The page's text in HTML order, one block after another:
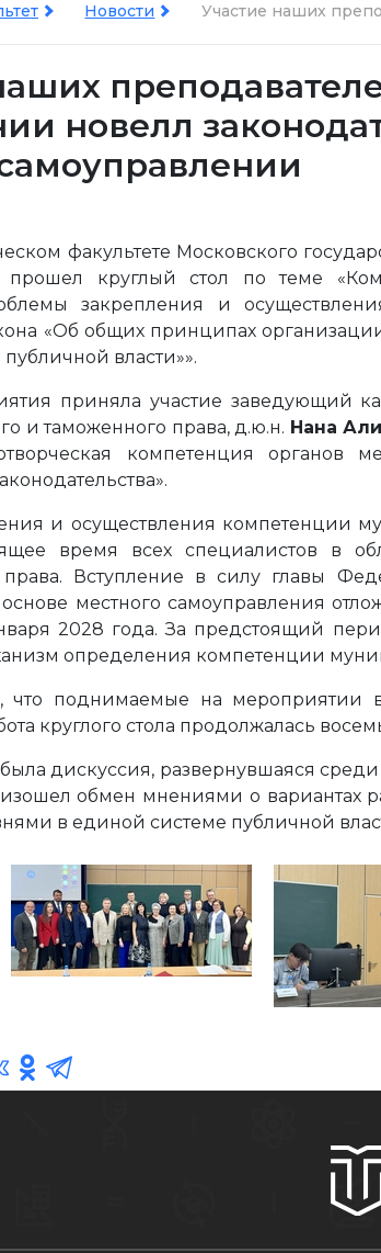
Новости Участие наших
новелл
факультете Московского
круглый стол по теме
закрепления и
«Об общих принципах
власти»».
приняла участие заведующий
и таможенного права, д.ю.н. Нана
компетенция органов
и осуществления компетенции
время всех специалистов в
права. Вступление в силу главы
местного самоуправления
2028 года. За предстоящий
определения компетенции
что поднимаемые на мероприятии
круглого стола продолжалась
дискуссия, развернувшаяся
обмен мнениями о вариантах
в единой системе публичной